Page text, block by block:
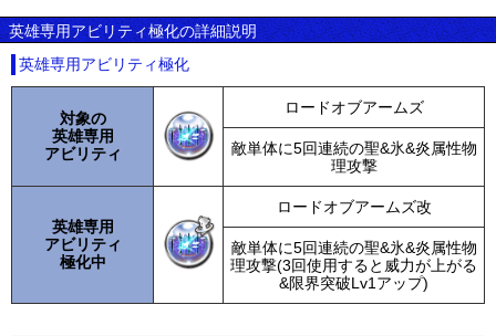
英雄専用アビリティ極化の詳細説明
英雄専用アビリティ極化
対象の
英雄専用
アビリティ
ロードオブアームズ
敵単体に5回連続の聖&氷&炎属性物
理攻撃
英雄専用
アビリティ
極化中
ロードオブアームズ改
敵単体に5回連続の聖&氷&炎属性物
理攻撃(3回使用すると威力が上がる
&限界突破Lv1アップ)